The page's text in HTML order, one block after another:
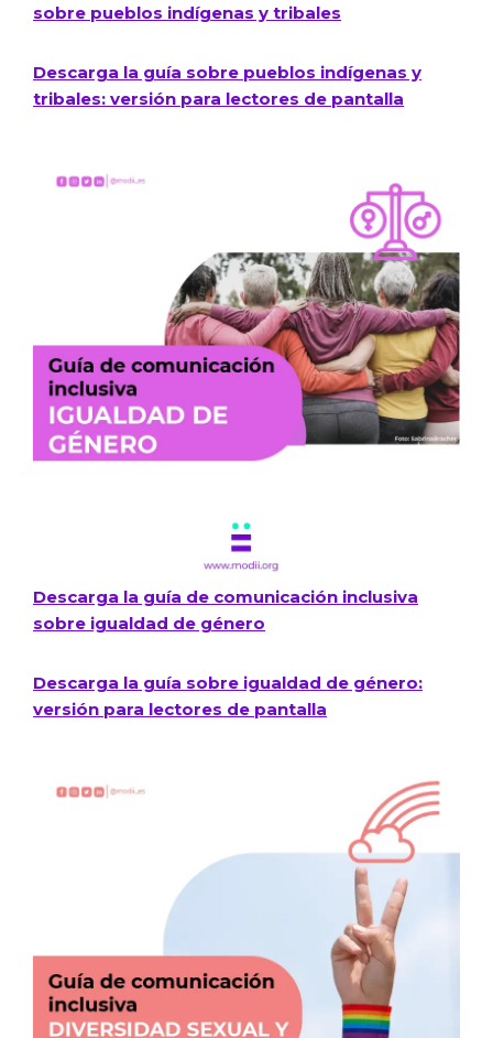
sobre pueblos indígenas y tribales​
Descarga la guía sobre pueblos indígenas y
tribales: versión para lectores de pantalla
Descarga la guía de comunicación inclusiva
sobre igualdad de género​
Descarga la guía sobre igualdad de género:
versión para lectores de pantalla